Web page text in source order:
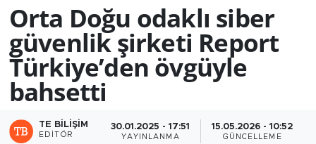
Orta Doğu odaklı siber
güvenlik şirketi Report
Türkiye’den övgüyle
bahsetti
TE BILIŞIM
EDITÖR
30.01.2025 - 17:51
YAYINLANMA
15.05.2026 - 10:52
GÜNCELLEME
Güncel
İş ve Ekonomi
Moda-Magazin-Eğlence
Sağlık
Trafik Durumu
Şampiyonlar Ligi Puan Durumu ve Fikstür
Tüm Manşetler
Son Dakika Haberleri